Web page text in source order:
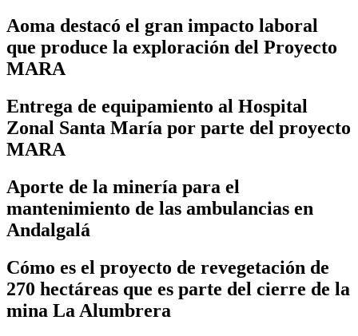
Aoma destacó el gran impacto laboral
que produce la exploración del Proyecto
MARA
Entrega de equipamiento al Hospital
Zonal Santa María por parte del proyecto
MARA
Aporte de la minería para el
mantenimiento de las ambulancias en
Andalgalá
Cómo es el proyecto de revegetación de
270 hectáreas que es parte del cierre de la
mina La Alumbrera